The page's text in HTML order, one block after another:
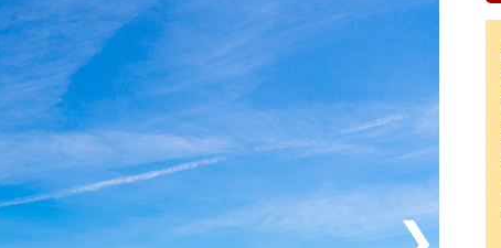
är mycket populärt att hyra cykel och ge sig ut på
du också spela golf, minigolf och tennis, rida på
Övriga årstider kan man vandra i naturidyllen och
(33 km) och insupa stämningen i den
medeltidsbyggnader. Se fram emot en